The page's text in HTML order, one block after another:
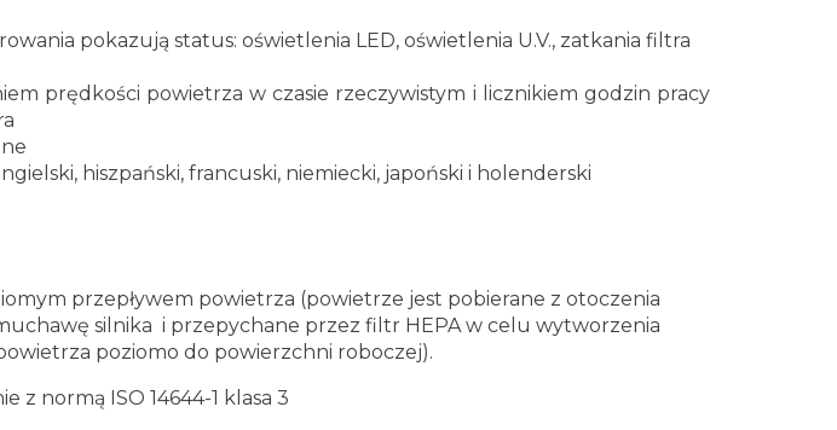
pokazują status: oświetlenia LED, oświetlenia U.V., zatkania filtra
prędkości powietrza w czasie rzeczywistym i licznikiem godzin pracy
hiszpański, francuski, niemiecki, japoński i holenderski
przepływem powietrza (powietrze jest pobierane z otoczenia
silnika i przepychane przez filtr HEPA w celu wytworzenia
poziomo do powierzchni roboczej).
z normą ISO 14644-1 klasa 3